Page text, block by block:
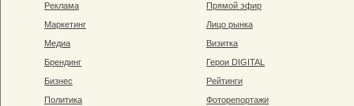
Реклама
Маркетинг
Медиа
Брендинг
Бизнес
Политика
Прямой эфир
Лицо рынка
Визитка
Герои DIGITAL
Рейтинги
Фоторепортажи